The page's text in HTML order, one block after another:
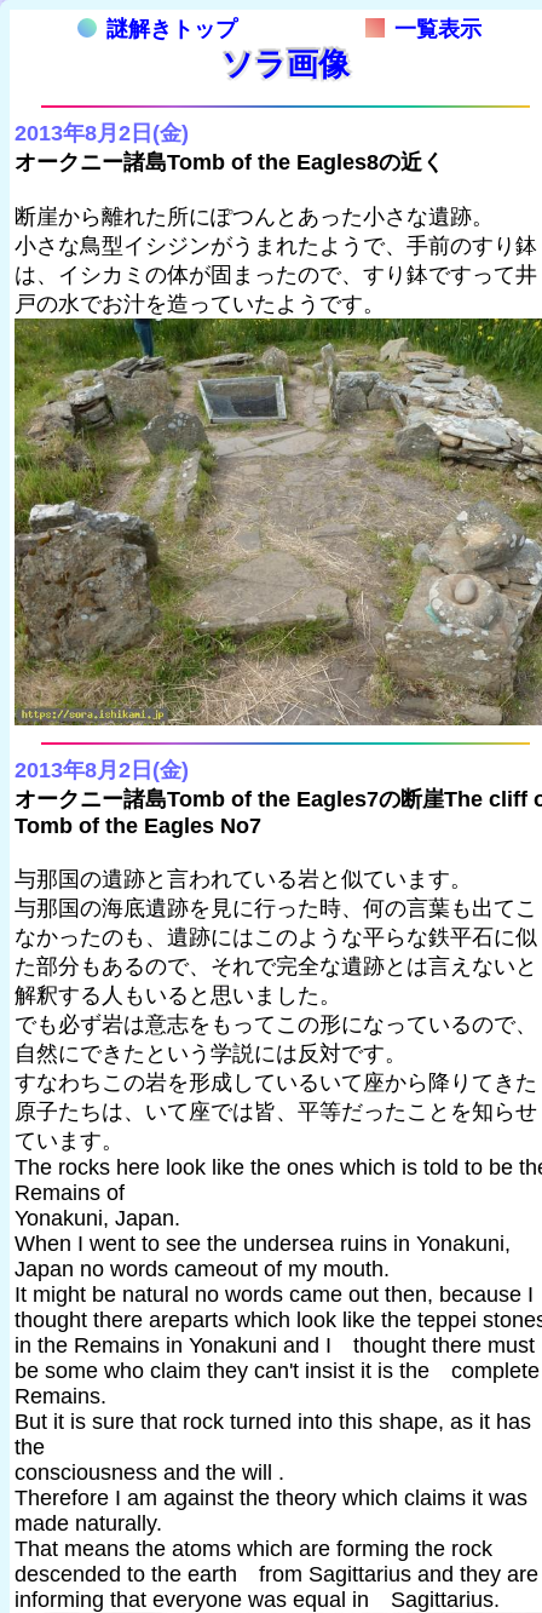
謎解きトップ 一覧表示
ソラ画像
2013年8月2日(金)
オークニー諸島Tomb of the Eagles8の近く
断崖から離れた所にぽつんとあった小さな遺跡。
小さな鳥型イシジンがうまれたようで、手前のすり鉢
は、イシカミの体が固まったので、すり鉢ですって井
戸の水でお汁を造っていたようです。
2013年8月2日(金)
オークニー諸島Tomb of the Eagles7の断崖The cliff
Tomb of the Eagles No7
与那国の遺跡と言われている岩と似ています。
与那国の海底遺跡を見に行った時、何の言葉も出てこ
なかったのも、遺跡にはこのような平らな鉄平石に似
た部分もあるので、それで完全な遺跡とは言えないと
解釈する人もいると思いました。
でも必ず岩は意志をもってこの形になっているので、
自然にできたという学説には反対です。
すなわちこの岩を形成しているいて座から降りてきた
原子たちは、いて座では皆、平等だったことを知らせ
ています。
The rocks here look like the ones which is told to be
Remains of
Yonakuni, Japan.
When I went to see the undersea ruins in Yonakuni,
Japan no words cameout of my mouth.
It might be natural no words came out then, because I
thought there areparts which look like the teppei
in the Remains in Yonakuni and I thought there must
be some who claim they can't insist it is the complete
Remains.
But it is sure that rock turned into this shape, as it has
the
consciousness and the will .
Therefore I am against the theory which claims it was
made naturally.
That means the atoms which are forming the rock
descended to the earth from Sagittarius and they are
informing that everyone was equal in Sagittarius.